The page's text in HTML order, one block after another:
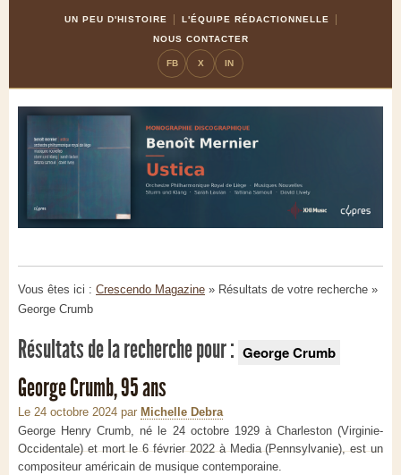
UN PEU D'HISTOIRE
L'ÉQUIPE RÉDACTIONNELLE
NOUS CONTACTER
FB X IN
Vous êtes ici : Crescendo Magazine » Résultats de votre recherche »
George Crumb
Résultats de la recherche pour : George Crumb
George Crumb, 95 ans
Le 24 octobre 2024 par Michelle Debra
George Henry Crumb, né le 24 octobre 1929 à Charleston (Virginie-
Occidentale) et mort le 6 février 2022 à Media (Pennsylvanie), est un
compositeur américain de musique contemporaine.